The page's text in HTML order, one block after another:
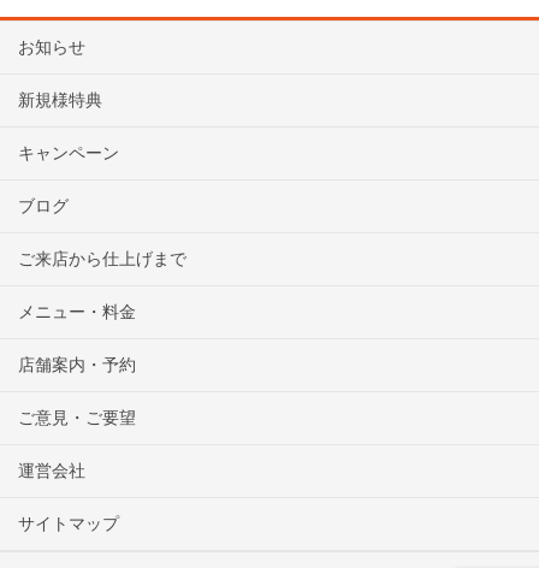
お知らせ
新規様特典
キャンペーン
ブログ
ご来店から仕上げまで
メニュー・料金
店舗案内・予約
ご意見・ご要望
運営会社
サイトマップ